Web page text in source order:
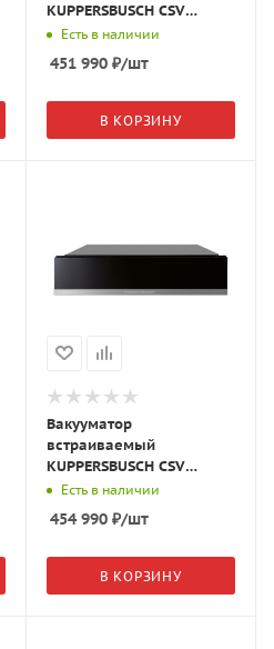
KUPPERSBUSCH CSV
6800.0 S5 чёрное
стекло/Black Velvet
Есть в наличии
451 990₽/шт
В КОРЗИНУ
Вакууматор
встраиваемый
KUPPERSBUSCH CSV
6800.0 S3 чёрное
стекло/Silver Chrome
Есть в наличии
454 990₽/шт
В КОРЗИНУ